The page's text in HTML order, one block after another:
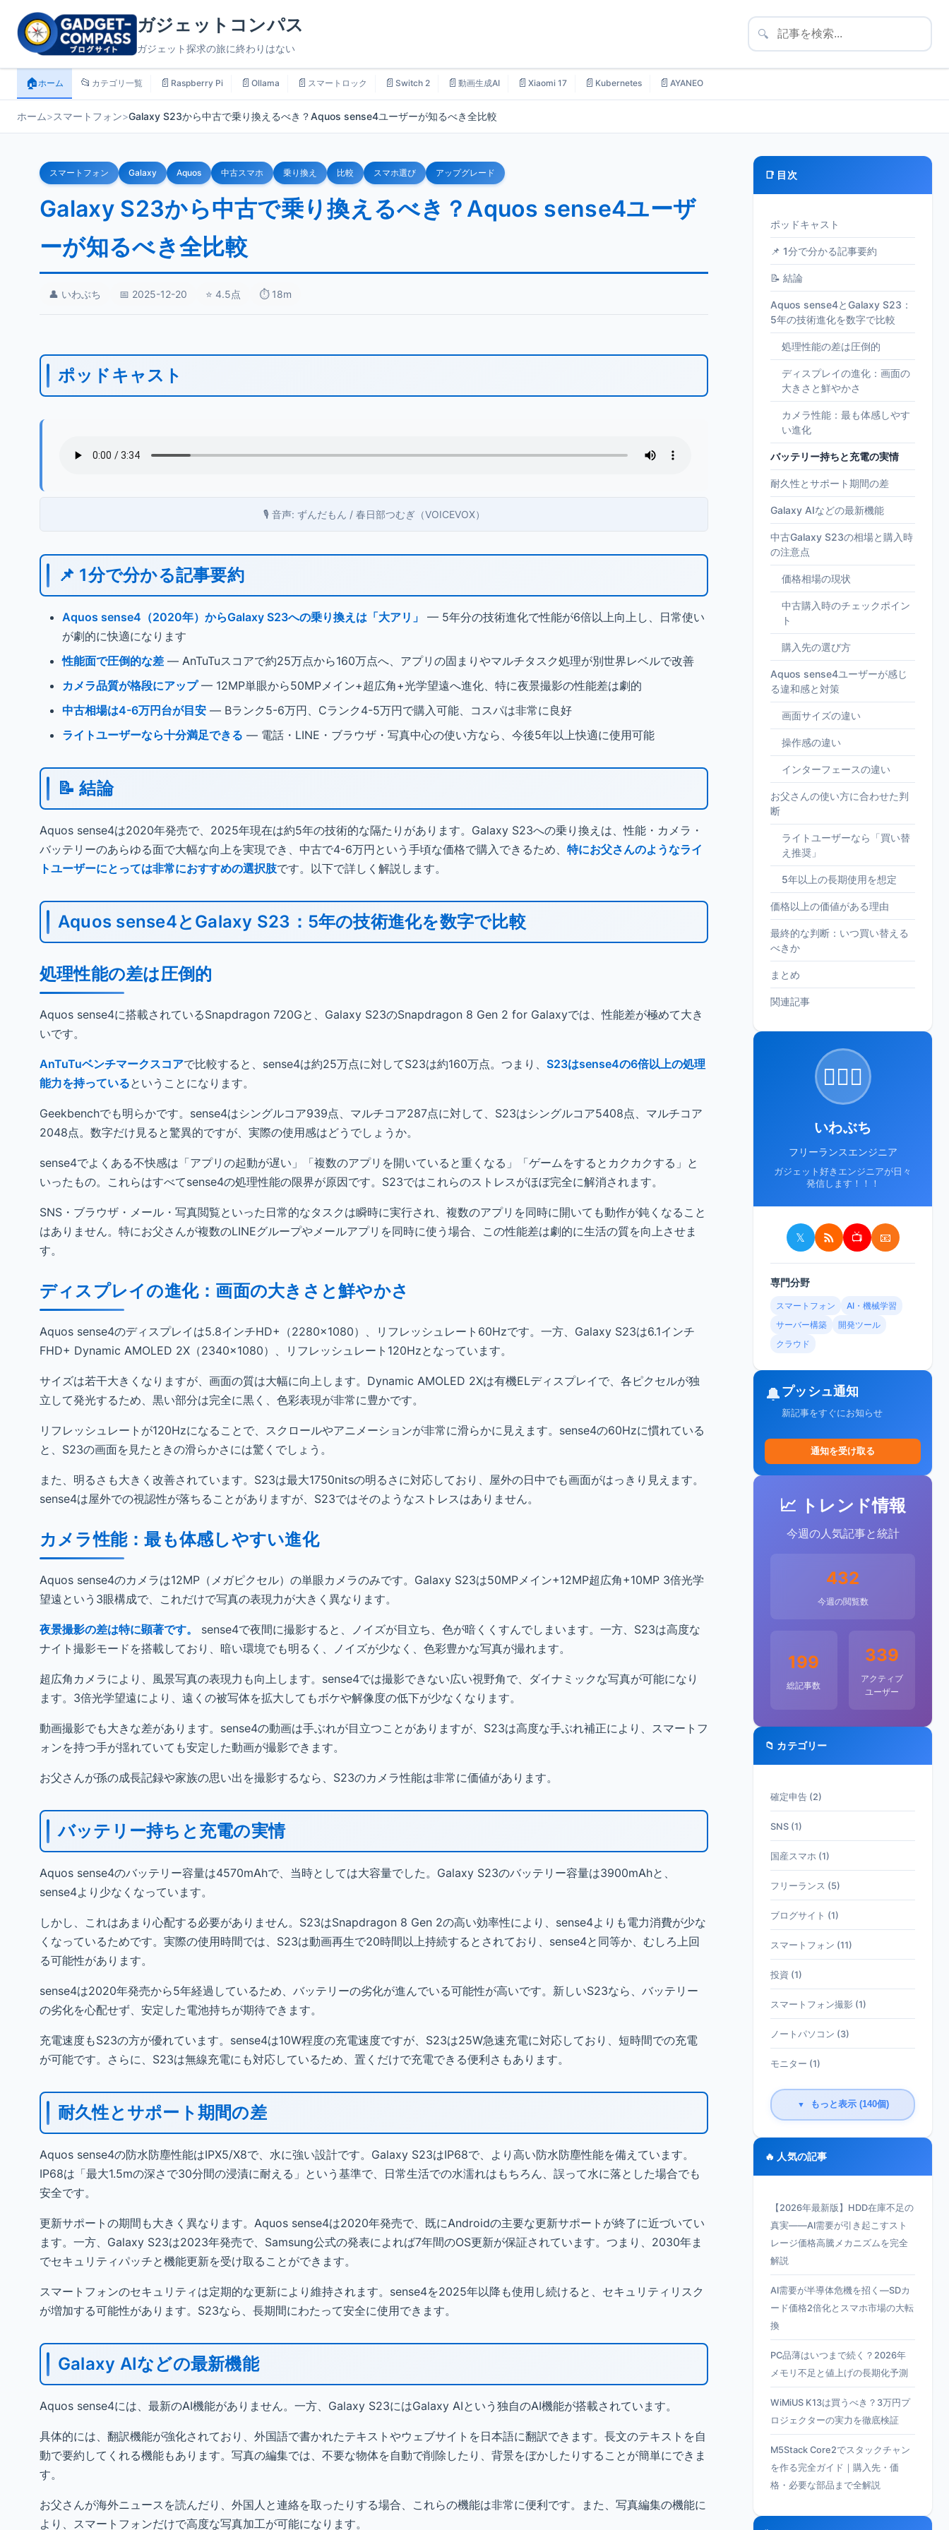
ガジェットコンパス
ガジェット探求の旅に終わりはない
🔍
🏠ホーム 📂 カテゴリ一覧 📄 Raspberry Pi 📄 Ollama 📄 スマートロック 📄 Switch 2 📄 動画生成AI 📄 Xiaomi 17 📄 Kubernetes 📄 AYANEO
ホーム>スマートフォン>Galaxy S23から中古で乗り換えるべき？Aquos sense4ユーザーが知るべき全比較
スマートフォン Galaxy Aquos 中古スマホ 乗り換え 比較 スマホ選び アップグレード
Galaxy S23から中古で乗り換えるべき？Aquos sense4ユーザ
ーが知るべき全比較
👤 いわぶち 📅 2025-12-20 ⭐ 4.5点 ⏱️ 18m
ポッドキャスト
🎙️ 音声: ずんだもん / 春日部つむぎ（VOICEVOX）
📌 1分で分かる記事要約
Aquos sense4（2020年）からGalaxy S23への乗り換えは「大アリ」
— 5年分の技術進化で性能が6倍以上向上し、日常使い
が劇的に快適になります
性能面で圧倒的な差 — AnTuTuスコアで約25万点から160万点へ、アプリの固まりやマルチタスク処理が別世界レベルで改善
カメラ品質が格段にアップ— 12MP単眼から50MPメイン+超広角+光学望遠へ進化、特に夜景撮影の性能差は劇的
中古相場は4-6万円台が目安 — Bランク5-6万円、Cランク4-5万円で購入可能、コスパは非常に良好
ライトユーザーなら十分満足できる — 電話・LINE・ブラウザ・写真中心の使い方なら、今後5年以上快適に使用可能
📝 結論
Aquos sense4は2020年発売で、2025年現在は約5年の技術的な隔たりがあります。Galaxy S23への乗り換えは、性能・カメラ・
バッテリーのあらゆる面で大幅な向上を実現でき、中古で4-6万円という手頃な価格で購入できるため、 特にお父さんのようなライ
トユーザーにとっては非常におすすめの選択肢です。以下で詳しく解説します。
Aquos sense4とGalaxy S23：5年の技術進化を数字で比較
処理性能の差は圧倒的
Aquos sense4に搭載されているSnapdragon 720Gと、Galaxy S23のSnapdragon 8 Gen 2 for Galaxyでは、性能差が極めて大き
いです。
AnTuTuベンチマークスコアで比較すると、sense4は約25万点に対してS23は約160万点。つまり、 S23はsense4の6倍以上の処理
能力を持っているということになります。
Geekbenchでも明らかです。sense4はシングルコア939点、マルチコア287点に対して、S23はシングルコア5408点、マルチコア
2048点。数字だけ見ると驚異的ですが、実際の使用感はどうでしょうか。
sense4でよくある不快感は「アプリの起動が遅い」「複数のアプリを開いていると重くなる」「ゲームをするとカクカクする」と
いったもの。これらはすべてsense4の処理性能の限界が原因です。S23ではこれらのストレスがほぼ完全に解消されます。
SNS・ブラウザ・メール・写真閲覧といった日常的なタスクは瞬時に実行され、複数のアプリを同時に開いても動作が鈍くなること
はありません。特にお父さんが複数のLINEグループやメールアプリを同時に使う場合、この性能差は劇的に生活の質を向上させま
す。
ディスプレイの進化：画面の大きさと鮮やかさ
Aquos sense4のディスプレイは5.8インチHD+（2280×1080）、リフレッシュレート60Hzです。一方、Galaxy S23は6.1インチ
FHD+ Dynamic AMOLED 2X（2340×1080）、リフレッシュレート120Hzとなっています。
サイズは若干大きくなりますが、画面の質は大幅に向上します。Dynamic AMOLED 2Xは有機ELディスプレイで、各ピクセルが独
立して発光するため、黒い部分は完全に黒く、色彩表現が非常に豊かです。
リフレッシュレートが120Hzになることで、スクロールやアニメーションが非常に滑らかに見えます。sense4の60Hzに慣れている
と、S23の画面を見たときの滑らかさには驚くでしょう。
また、明るさも大きく改善されています。S23は最大1750nitsの明るさに対応しており、屋外の日中でも画面がはっきり見えます。
sense4は屋外での視認性が落ちることがありますが、S23ではそのようなストレスはありません。
カメラ性能：最も体感しやすい進化
Aquos sense4のカメラは12MP（メガピクセル）の単眼カメラのみです。Galaxy S23は50MPメイン+12MP超広角+10MP 3倍光学
望遠という3眼構成で、これだけで写真の表現力が大きく異なります。
夜景撮影の差は特に顕著です。
sense4で夜間に撮影すると、ノイズが目立ち、色が暗くくすんでしまいます。一方、S23は高度な
ナイト撮影モードを搭載しており、暗い環境でも明るく、ノイズが少なく、色彩豊かな写真が撮れます。
超広角カメラにより、風景写真の表現力も向上します。sense4では撮影できない広い視野角で、ダイナミックな写真が可能になり
ます。3倍光学望遠により、遠くの被写体を拡大してもボケや解像度の低下が少なくなります。
動画撮影でも大きな差があります。sense4の動画は手ぶれが目立つことがありますが、S23は高度な手ぶれ補正により、スマートフ
ォンを持つ手が揺れていても安定した動画が撮影できます。
お父さんが孫の成長記録や家族の思い出を撮影するなら、S23のカメラ性能は非常に価値があります。
バッテリー持ちと充電の実情
Aquos sense4のバッテリー容量は4570mAhで、当時としては大容量でした。Galaxy S23のバッテリー容量は3900mAhと、
sense4より少なくなっています。
しかし、これはあまり心配する必要がありません。S23はSnapdragon 8 Gen 2の高い効率性により、sense4よりも電力消費が少な
くなっているためです。実際の使用時間では、S23は動画再生で20時間以上持続するとされており、sense4と同等か、むしろ上回
る可能性があります。
sense4は2020年発売から5年経過しているため、バッテリーの劣化が進んでいる可能性が高いです。新しいS23なら、バッテリー
の劣化を心配せず、安定した電池持ちが期待できます。
充電速度もS23の方が優れています。sense4は10W程度の充電速度ですが、S23は25W急速充電に対応しており、短時間での充電
が可能です。さらに、S23は無線充電にも対応しているため、置くだけで充電できる便利さもあります。
耐久性とサポート期間の差
Aquos sense4の防水防塵性能はIPX5/X8で、水に強い設計です。Galaxy S23はIP68で、より高い防水防塵性能を備えています。
IP68は「最大1.5mの深さで30分間の浸漬に耐える」という基準で、日常生活での水濡れはもちろん、誤って水に落とした場合でも
安全です。
更新サポートの期間も大きく異なります。Aquos sense4は2020年発売で、既にAndroidの主要な更新サポートが終了に近づいてい
ます。一方、Galaxy S23は2023年発売で、Samsung公式の発表によれば7年間のOS更新が保証されています。つまり、2030年ま
でセキュリティパッチと機能更新を受け取ることができます。
スマートフォンのセキュリティは定期的な更新により維持されます。sense4を2025年以降も使用し続けると、セキュリティリスク
が増加する可能性があります。S23なら、長期間にわたって安全に使用できます。
Galaxy AIなどの最新機能
Aquos sense4には、最新のAI機能がありません。一方、Galaxy S23にはGalaxy AIという独自のAI機能が搭載されています。
具体的には、翻訳機能が強化されており、外国語で書かれたテキストやウェブサイトを日本語に翻訳できます。長文のテキストを自
動で要約してくれる機能もあります。写真の編集では、不要な物体を自動で削除したり、背景をぼかしたりすることが簡単にできま
す。
お父さんが海外ニュースを読んだり、外国人と連絡を取ったりする場合、これらの機能は非常に便利です。また、写真編集の機能に
より、スマートフォンだけで高度な写真加工が可能になります。
📑 目次
ポッドキャスト
📌 1分で分かる記事要約
📝 結論
Aquos sense4とGalaxy S23：
5年の技術進化を数字で比較
処理性能の差は圧倒的
ディスプレイの進化：画面の
大きさと鮮やかさ
カメラ性能：最も体感しやす
い進化
バッテリー持ちと充電の実情
耐久性とサポート期間の差
Galaxy AIなどの最新機能
中古Galaxy S23の相場と購入時
の注意点
価格相場の現状
中古購入時のチェックポイン
ト
購入先の選び方
Aquos sense4ユーザーが感じ
る違和感と対策
画面サイズの違い
操作感の違い
インターフェースの違い
お父さんの使い方に合わせた判
断
ライトユーザーなら「買い替
え推奨」
5年以上の長期使用を想定
価格以上の価値がある理由
最終的な判断：いつ買い替える
べきか
まとめ
関連記事
🙋🏻‍♂️
いわぶち
フリーランスエンジニア
ガジェット好きエンジニアが日々
発信します！！！
𝕏 📺 📧
専門分野
スマートフォン
AI・機械学習
サーバー構築
開発ツール
クラウド
🔔プッシュ通知
新記事をすぐにお知らせ
通知を受け取る
📈 トレンド情報
今週の人気記事と統計
432
今週の閲覧数
199
総記事数
339
アクティブ
ユーザー
📁 カテゴリー
確定申告 (2)
SNS (1)
国産スマホ (1)
フリーランス (5)
ブログサイト (1)
スマートフォン (11)
投資 (1)
スマートフォン撮影 (1)
ノートパソコン (3)
モニター (1)
▼ もっと表示 (140個)
🔥 人気の記事
【2026年最新版】HDD在庫不足の
真実——AI需要が引き起こすスト
レージ価格高騰メカニズムを完全
解説
AI需要が半導体危機を招く—SDカ
ード価格2倍化とスマホ市場の大転
換
PC品薄はいつまで続く？2026年
メモリ不足と値上げの長期化予測
WiMiUS K13は買うべき？3万円プ
ロジェクターの実力を徹底検証
M5Stack Core2でスタックチャン
を作る完全ガイド｜購入先・価
格・必要な部品まで全解説